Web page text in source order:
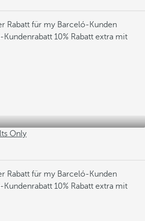
Rabatt für my Barceló-Kunden
Kundenrabatt 10% Rabatt extra mit
Only
Rabatt für my Barceló-Kunden
Kundenrabatt 10% Rabatt extra mit